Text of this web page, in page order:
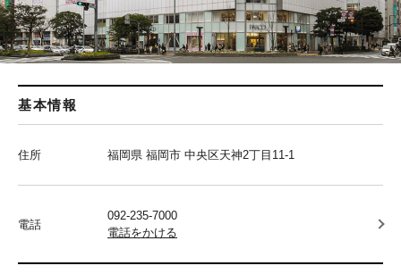
基本情報
住所 福岡県 福岡市 中央区天神2丁目11-1
電話
092-235-7000
電話をかける